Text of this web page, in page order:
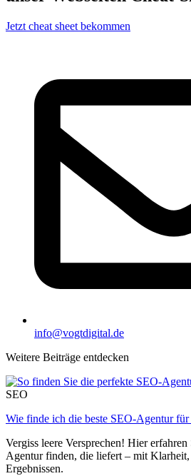
Jetzt cheat sheet bekommen
info@vogtdigital.de
Weitere Beiträge entdecken
SEO
Wie finde ich die beste SEO-Agentur für
Vergiss leere Versprechen! Hier
Agentur finden, die liefert – mit
Ergebnissen.